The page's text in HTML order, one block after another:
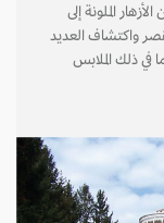
الملونة إلى
واكتشاف العديد
تاريخها إلى القرن 19 ، بما في ذلك الملابس